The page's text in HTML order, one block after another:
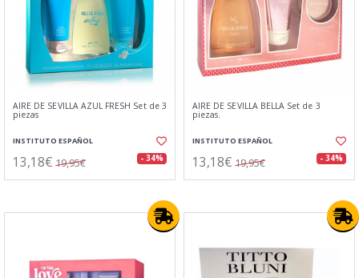
AIRE DE SEVILLA AZUL FRESH Set de 3
piezas
INSTITUTO ESPAÑOL
13,18€ 19,95€ - 34%
AIRE DE SEVILLA BELLA Set de 3
piezas.
INSTITUTO ESPAÑOL
13,18€ 19,95€ - 34%